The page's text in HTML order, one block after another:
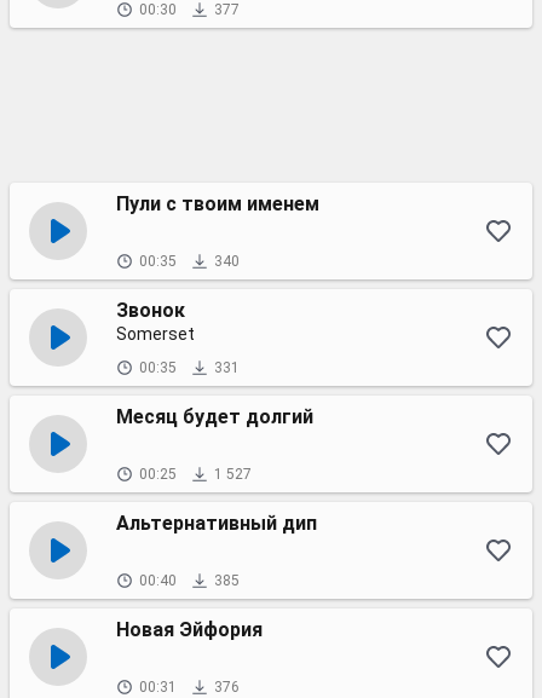
00:30 377
Пули с твоим именем
00:35 340
Звонок
Somerset
00:35 331
Месяц будет долгий
00:25 1 527
Альтернативный дип
00:40 385
Новая Эйфория
00:31 376